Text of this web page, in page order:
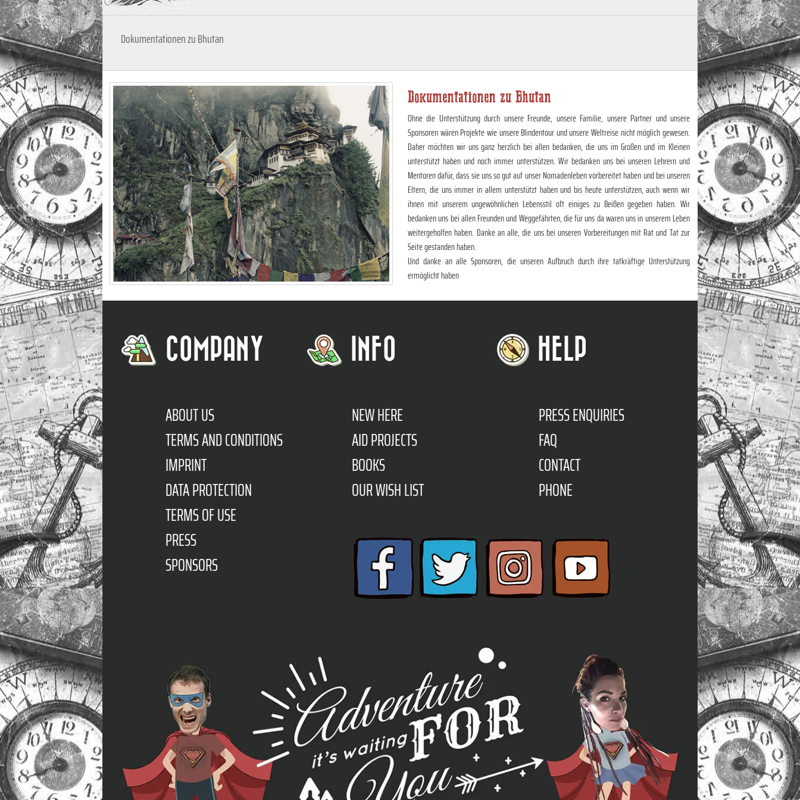
Dokumentationen zu Bhutan
Dokumentationen zu Bhutan
Ohne die Unterstützung durch unsere Freunde, unsere Familie, unsere Partner und unsere
Sponsoren wären Projekte wie unsere Blindentour und unsere Weltreise nicht möglich gewesen.
Daher möchten wir uns ganz herzlich bei allen bedanken, die uns im Großen und im Kleinen
unterstützt haben und noch immer unterstützen. Wir bedanken uns bei unseren Lehrern und
Mentoren dafür, dass sie uns so gut auf unser Nomadenleben vorbereitet haben und bei unseren
Eltern, die uns immer in allem unterstützt haben und bis heute unterstützen, auch wenn wir
ihnen mit unserem ungewöhnlichen Lebensstil oft einiges zu Beißen gegeben haben. Wir
bedanken uns bei allen Freunden und Weggefährten, die für uns da waren uns in unserem Leben
weitergeholfen haben. Danke an alle, die uns bei unseren Vorbereitungen mit Rat und Tat zur
Seite gestanden haben.
Und danke an alle Sponsoren, die unseren Aufbruch durch ihre tatkräftige Unterstützung
ermöglicht haben
COMPANY
ABOUT US
TERMS AND CONDITIONS
IMPRINT
DATA PROTECTION
TERMS OF USE
PRESS
SPONSORS
INFO
NEW HERE
AID PROJECTS
BOOKS
OUR WISH LIST
HELP
PRESS ENQUIRIES
FAQ
CONTACT
PHONE